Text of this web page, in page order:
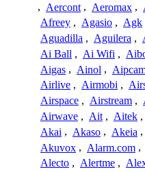
, Aercont , Aeromax ,
Afreey , Agasio , Agk
Aguadilla , Aguilera ,
Ai Ball , Ai Wifi ,
Aigas , Ainol ,
Airlive , Airmobi ,
Airspace , Airstream ,
Airwave , Ait , Aitek ,
Akai , Akaso , Akeia ,
Akuvox , Alarm.com ,
Alecto , Alertme ,